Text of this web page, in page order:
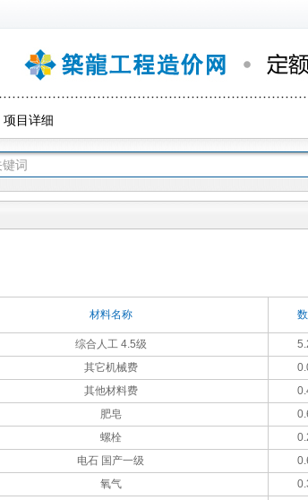
项目详细
材料名称
综合人工 4.5级
其它机械费
其他材料费
肥皂
螺栓
电石 国产一级
氧气